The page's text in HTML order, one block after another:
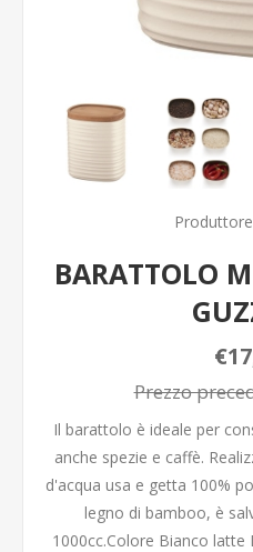
BARATTOLO
Prezzo
Il barattolo è ideale per
anche spezie e caffè.
d'acqua usa e getta 100%
legno di bamboo, è
1000cc.Colore Bianco latte